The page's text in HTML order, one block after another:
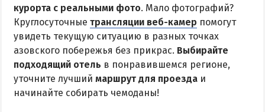
курорта с реальными фото. Мало фотографий?
Круглосуточные трансляции веб-камер помогут
увидеть текущую ситуацию в разных точках
азовского побережья без прикрас. Выбирайте
подходящий отель в понравившемся регионе,
уточните лучший маршрут для проезда и
начинайте собирать чемоданы!